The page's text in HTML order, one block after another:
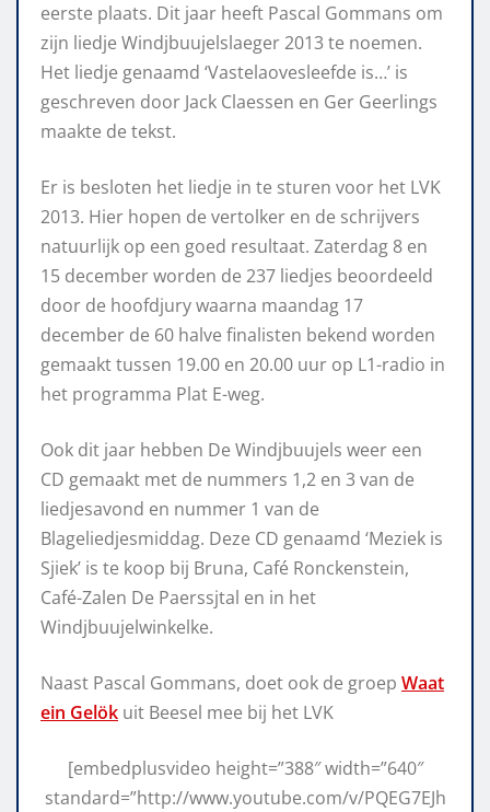
eerste plaats. Dit jaar heeft Pascal Gommans om
zijn liedje Windjbuujelslaeger 2013 te noemen.
Het liedje genaamd ‘Vastelaovesleefde is…’ is
geschreven door Jack Claessen en Ger Geerlings
maakte de tekst.
Er is besloten het liedje in te sturen voor het LVK
2013. Hier hopen de vertolker en de schrijvers
natuurlijk op een goed resultaat. Zaterdag 8 en
15 december worden de 237 liedjes beoordeeld
door de hoofdjury waarna maandag 17
december de 60 halve finalisten bekend worden
gemaakt tussen 19.00 en 20.00 uur op L1-radio in
het programma Plat E-weg.
Ook dit jaar hebben De Windjbuujels weer een
CD gemaakt met de nummers 1,2 en 3 van de
liedjesavond en nummer 1 van de
Blageliedjesmiddag. Deze CD genaamd ‘Meziek is
Sjiek’ is te koop bij Bruna, Café Ronckenstein,
Café-Zalen De Paerssjtal en in het
Windjbuujelwinkelke.
Naast Pascal Gommans, doet ook de groep Waat
ein Gelök uit Beesel mee bij het LVK
[embedplusvideo height=”388″ width=”640″
standard=”http://www.youtube.com/v/PQEG7EJh